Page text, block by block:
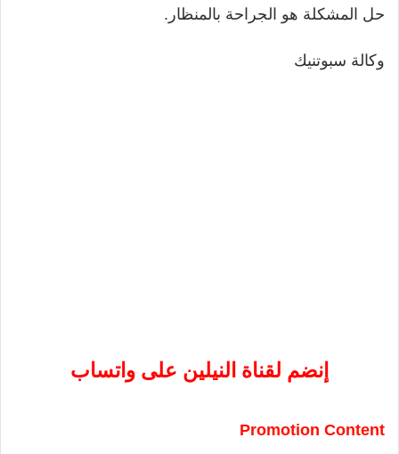
حل المشكلة هو الجراحة بالمنظار.
وكالة سبوتنيك
إنضم لقناة النيلين على واتساب
Promotion Content